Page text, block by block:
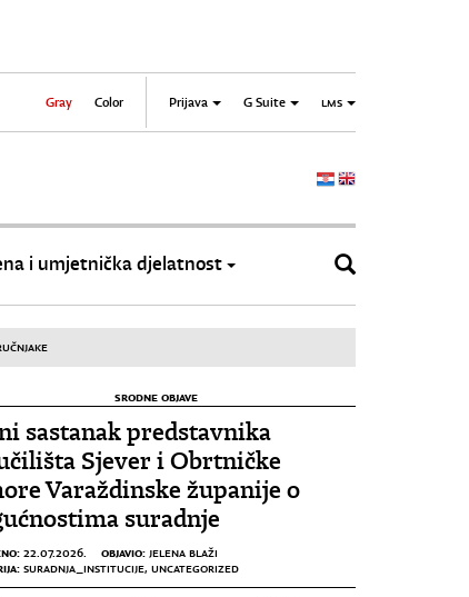
Gray Color Prijava G Suite LMS
i umjetnička djelatnost
SRODNE OBJAVE
sastanak predstavnika
Sjever i Obrtničke
Varaždinske županije o
suradnje
22.07.2026. OBJAVIO: JELENA BLAŽI
SURADNJA_INSTITUCIJE, UNCATEGORIZED